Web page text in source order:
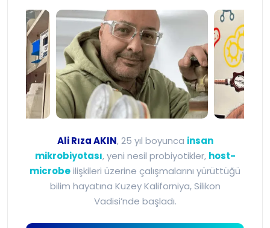
Ali Rıza Akın -
Ali Rıza AKIN, 25 yıl boyunca insan
mikrobiyotası, yeni nesil probiyotikler, host-
microbeilişkileri üzerine çalışmalarını yürüttüğü
bilim hayatına Kuzey Kaliforniya, Silikon
Vadisi’nde başladı.